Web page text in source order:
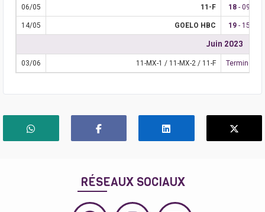
06/05 11-F 18 - 09
14/05 GOELO HBC 19 - 15
Juin 2023
03/06 11-MX-1 / 11-MX-2 / 11-F Terminé
RÉSEAUX SOCIAUX